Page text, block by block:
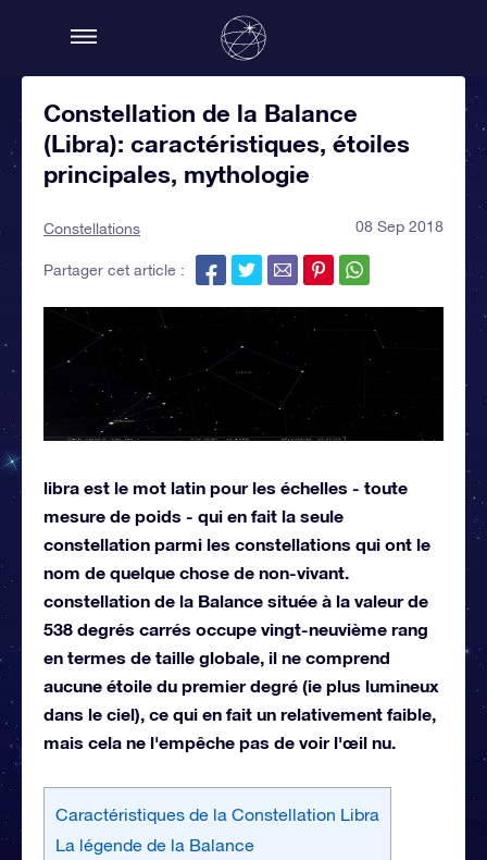
Constellation de la Balance
(Libra): caractéristiques, étoiles
principales, mythologie
Constellations 08 Sep 2018
Partager cet article :
libra est le mot latin pour les échelles - toute
mesure de poids - qui en fait la seule
constellation parmi les constellations qui ont le
nom de quelque chose de non-vivant.
constellation de la Balance située à la valeur de
538 degrés carrés occupe vingt-neuvième rang
en termes de taille globale, il ne comprend
aucune étoile du premier degré (ie plus lumineux
dans le ciel), ce qui en fait un relativement faible,
mais cela ne l'empêche pas de voir l'œil nu.
Caractéristiques de la Constellation Libra
La légende de la Balance